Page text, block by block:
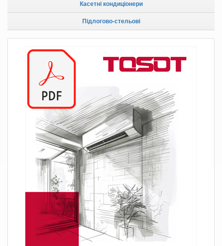
Касетні кондиціонери
Підлогово-стельові